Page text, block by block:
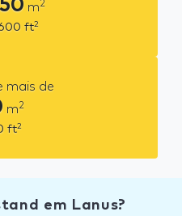
m2
ft2
mais de
m2
ft2
em Lanus?